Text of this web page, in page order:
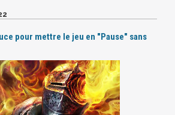
pour mettre le jeu en "Pause" sans